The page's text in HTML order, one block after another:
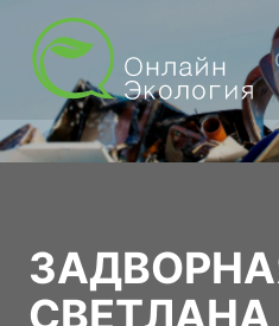
СВЕТЛАНА